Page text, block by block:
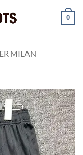
0
MILAN